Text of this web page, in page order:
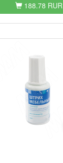
188.78 RUR